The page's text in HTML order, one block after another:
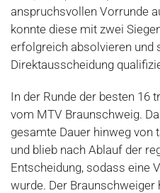
anspruchsvollen Vorrunde
konnte diese mit zwei
erfolgreich absolvieren und
Direktausscheidung
In der Runde der besten 16
vom MTV Braunschweig.
gesamte Dauer hinweg von
und blieb nach Ablauf der
Entscheidung, sodass eine
wurde. Der